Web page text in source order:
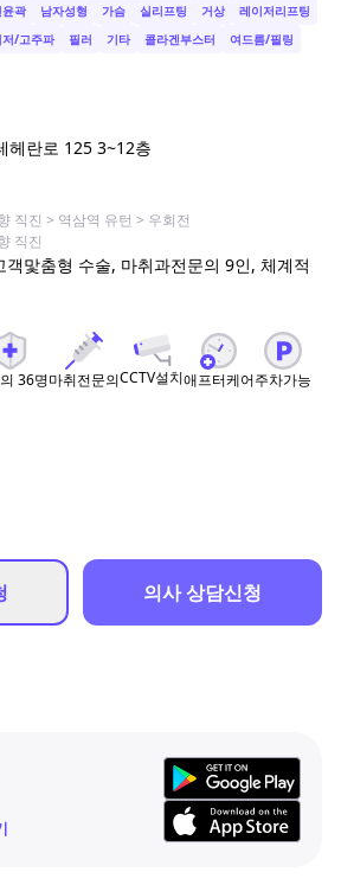
윤곽 남자성형 가슴 실리프팅 거상
레이저리프팅
저/고주파 필러 기타 콜라겐부스터
여드름/필링
헤란로 125 3~12층
직진 > 역삼역 유턴 > 우회전
직진
맟춤형 수술, 마취과전문의 9인, 체계적
36명마취전문의CCTV설치애프터케어주차가능
의사 상담신청